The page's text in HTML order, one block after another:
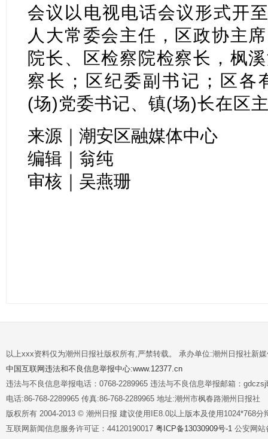
会议以电视电话会议形式开
人大常委会主任，区政协主
院长、区检察院检察长，枫
察长；区纪委副书记；区各
(场)党委书记、镇(场)长在区
来源｜潮安区融媒体中心
编辑｜翁纯
审核｜吴燕珊
以上xxx资料仅为潮州日报社版权所有,严禁转载。 承办单位:潮州日报社新
中国互联网违法和不良信息举报中心:www.12377.cn
违法与不良信息举报电话：0768-2289965 违法与不良信息举报邮箱：
电话:86-768-2289965 传真:86-768-2289965 地址:潮州市枫春路潮州日报社
版权所有 2004-2013 © 潮州日报 建议使用IE8.0以上版本及使用1024*768分
互联网新闻信息服务许可证：44120190017 粤ICP备13030909号-1 公安网站